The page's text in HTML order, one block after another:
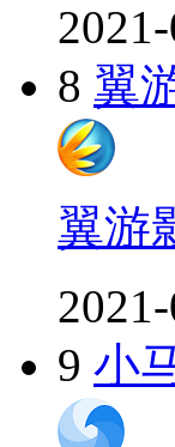
8 翼
翼游
9 小